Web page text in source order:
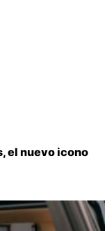
el nuevo icono